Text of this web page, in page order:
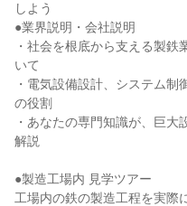
しよう
●業界説明・会社説明
・社会を根底から支える製
いて
・電気設備設計、システム
の役割
・あなたの専門知識が、巨
解説
●製造工場内 見学ツアー
工場内の鉄の製造工程を実際